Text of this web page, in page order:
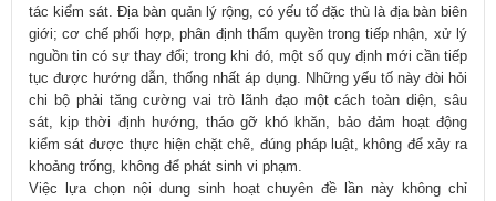
tác kiểm sát. Địa bàn quản lý rộng, có yếu tố đặc thù là địa bàn biên
giới; cơ chế phối hợp, phân định thẩm quyền trong tiếp nhận, xử lý
nguồn tin có sự thay đổi; trong khi đó, một số quy định mới cần tiếp
tục được hướng dẫn, thống nhất áp dụng. Những yếu tố này đòi hỏi
chi bộ phải tăng cường vai trò lãnh đạo một cách toàn diện, sâu
sát, kịp thời định hướng, tháo gỡ khó khăn, bảo đảm hoạt động
kiểm sát được thực hiện chặt chẽ, đúng pháp luật, không để xảy ra
khoảng trống, không để phát sinh vi phạm.
Việc lựa chọn nội dung sinh hoạt chuyên đề lần này không chỉ